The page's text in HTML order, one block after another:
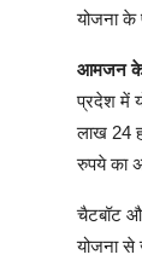
योजना के
आमजन के
प्रदेश में
लाख 24
रुपये का
चैटबॉट
योजना से